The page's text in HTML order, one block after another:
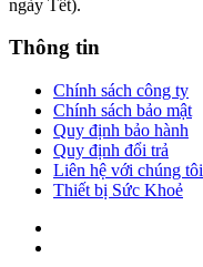
ngày Tết).
Thông tin
Chính sách công ty
Chính sách bảo mật
Quy định bảo hành
Quy định đổi trả
Liên hệ với chúng tôi
Thiết bị Sức Khoẻ